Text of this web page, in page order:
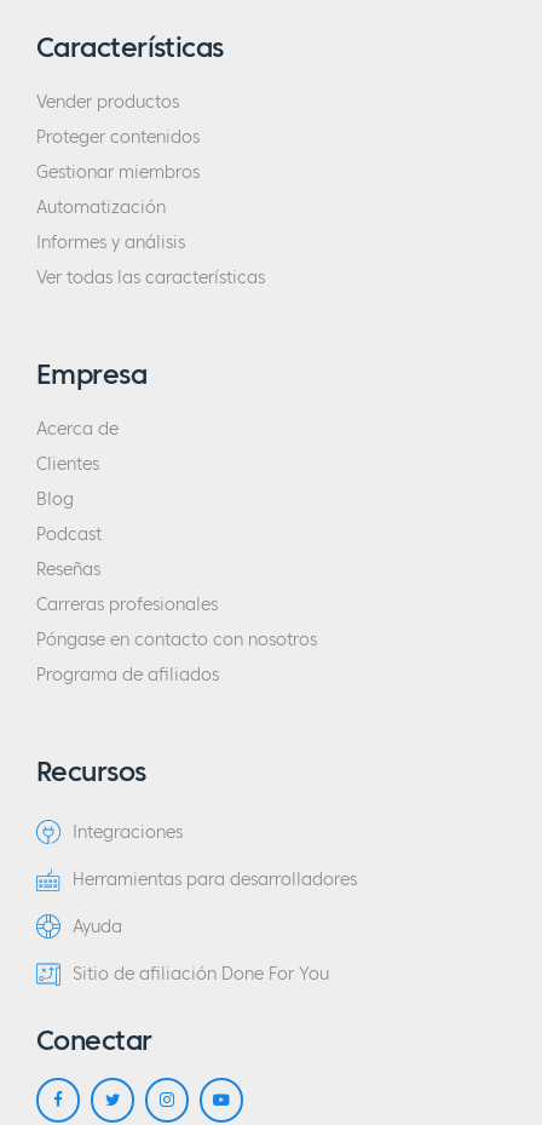
Características
Vender productos
Proteger contenidos
Gestionar miembros
Automatización
Informes y análisis
Ver todas las características
Empresa
Acerca de
Clientes
Blog
Podcast
Reseñas
Carreras profesionales
Póngase en contacto con nosotros
Programa de afiliados
Recursos
Integraciones
Herramientas para desarrolladores
Ayuda
Sitio de afiliación Done For You
Conectar